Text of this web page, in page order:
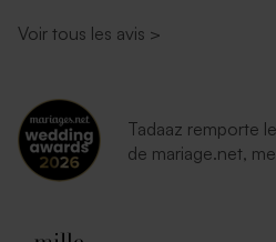
Voir tous les avis >
Tadaaz remporte
de mariage.net,